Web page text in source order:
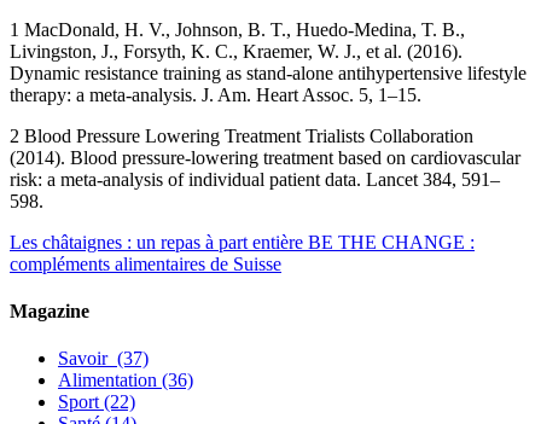
1 MacDonald, H. V., Johnson, B. T., Huedo-Medina, T. B.,
Livingston, J., Forsyth, K. C., Kraemer, W. J., et al. (2016).
Dynamic resistance training as stand-alone antihypertensive lifestyle
therapy: a meta-analysis. J. Am. Heart Assoc. 5, 1–15.
2 Blood Pressure Lowering Treatment Trialists Collaboration
(2014). Blood pressure-lowering treatment based on cardiovascular
risk: a meta-analysis of individual patient data. Lancet 384, 591–
598.
Les châtaignes : un repas à part entière BE THE CHANGE :
compléments alimentaires de Suisse
Magazine
Savoir (37)
Alimentation (36)
Sport (22)